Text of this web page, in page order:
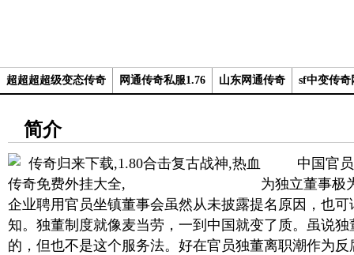
超超超超级变态传奇 网通传奇私服1.76 山东网通传奇 sf中变传奇
简介
中国官员
为独立董事极
企业聘用官员坐镇董事会虽然从未披露提名原因，也
知。独董制度就像麦当劳，一到中国就变了质。虽说
的，但也不是这个服务法。好在官员独董离职潮作为